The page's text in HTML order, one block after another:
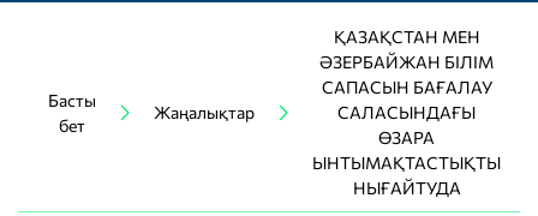
Басты
бет
Жаңалықтар
ҚАЗАҚСТАН МЕН
ӘЗЕРБАЙЖАН БІЛІМ
САПАСЫН БАҒАЛАУ
САЛАСЫНДАҒЫ
ӨЗАРА
ЫНТЫМАҚТАСТЫҚТЫ
НЫҒАЙТУДА